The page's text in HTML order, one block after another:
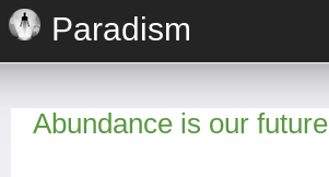
Paradism
Abundance is our future